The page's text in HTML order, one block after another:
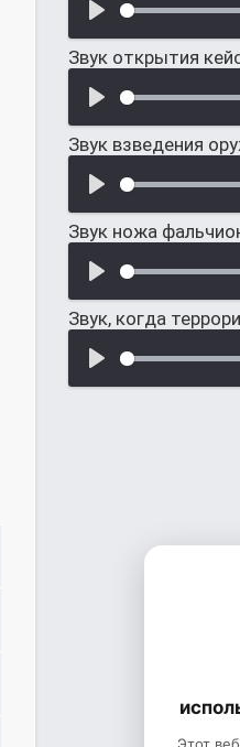
Звук открытия
Звук взведения
Звук ножа
Звук, когда